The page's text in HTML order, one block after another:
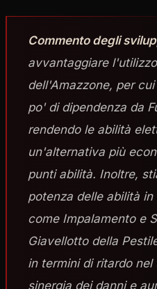
Commento degli
avvantaggiare
dell'Amazzone, per
po' di dipendenza da
rendendo le abilità
un'alternativa più
punti abilità. Inoltre,
potenza delle abilità
come Impalamento e
Giavellotto della
in termini di ritardo nel
sinergia dei danni e